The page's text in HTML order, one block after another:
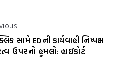
સામે EDની કાર્યવાહી નિષ્પક્ષ
ઉપરનો હુમલો: હાઇકોર્ટ